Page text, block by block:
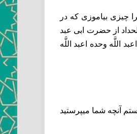
چيزى بياموزى كه در
از حضرت ابى عبد
اللَّه وحده اعبد اللَّه
آنچه شما ميپرستيد